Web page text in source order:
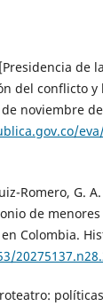
de
del conflicto y
noviembre
Romero, G.
de
Colombia.